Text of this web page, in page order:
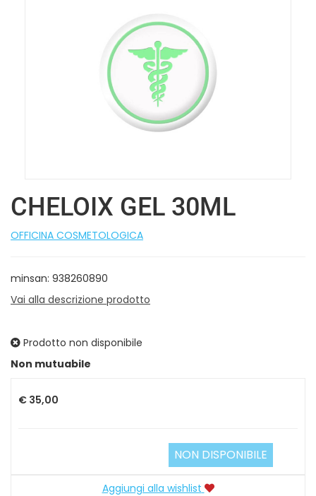
CHELOIX GEL 30ML
OFFICINA COSMETOLOGICA
minsan: 938260890
Vai alla descrizione prodotto
Prodotto non disponibile
Non mutuabile
Prezzo
€ 35,00
NON DISPONIBILE
Aggiungi alla wishlist